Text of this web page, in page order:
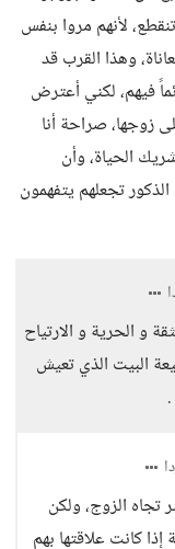
لأنهم مروا بنفس
وهذا القرب قد
فيهم، لكني أعترض
زوجها، صراحة أنا
الحياة، وأن
تجعلهم يتفهمون
و الحرية و الارتياح
البيت الذي تعيش
تجاه الزوج، ولكن
كانت علاقتها بهم